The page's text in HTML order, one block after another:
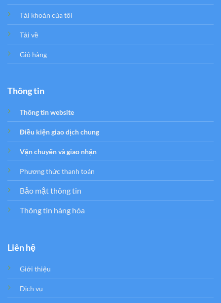
Tải khoản của tôi
Tải về
Giỏ hàng
Thông tin
Thông tin website
Điều kiện giao dịch chung
Vận chuyển và giao nhận
Phương thức thanh toán
Bảo mật thông tin
Thông tin hàng hóa
Liên hệ
Giới thiệu
Dịch vụ